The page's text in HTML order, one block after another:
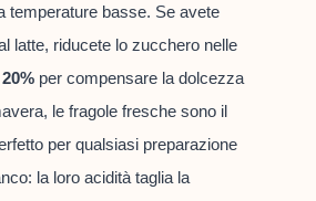
temperature basse. Se avete
latte, riducete lo zucchero nelle
20% per compensare la dolcezza
le fragole fresche sono il
per qualsiasi preparazione
la loro acidità taglia la